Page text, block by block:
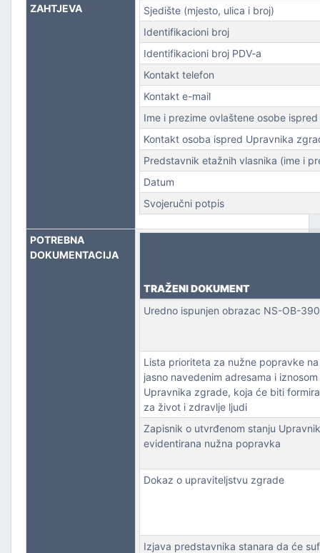
ZAHTJEVA
Sjedište (mjesto, ulica i broj)
Identifikacioni broj
Identifikacioni broj PDV-a
Kontakt telefon
Kontakt e-mail
Ime i prezime ovlaštene osobe
Kontakt osoba ispred Upravnika
Predstavnik etažnih vlasnika (ime i
Datum
Svojeručni potpis
POTREBNA
DOKUMENTACIJA
TRAŽENI DOKUMENT
Uredno ispunjen obrazac NS-OB-390
Lista prioriteta za nužne popravke
jasno navedenim adresama i
Upravnika zgrade, koja će biti
za život i zdravlje ljudi
Zapisnik o utvrđenom stanju
evidentirana nužna popravka
Dokaz o upraviteljstvu zgrade
Izjava predstavnika stanara da će